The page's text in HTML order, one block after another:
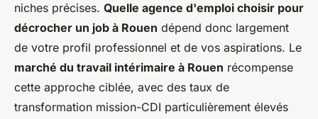
niches précises. Quelle agence d'emploi choisir pour
décrocher un job à Rouen dépend donc largement
de votre profil professionnel et de vos aspirations. Le
marché du travail intérimaire à Rouen récompense
cette approche ciblée, avec des taux de
transformation mission-CDI particulièrement élevés